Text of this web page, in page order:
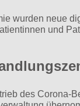
wurden neue
und
des Corona-